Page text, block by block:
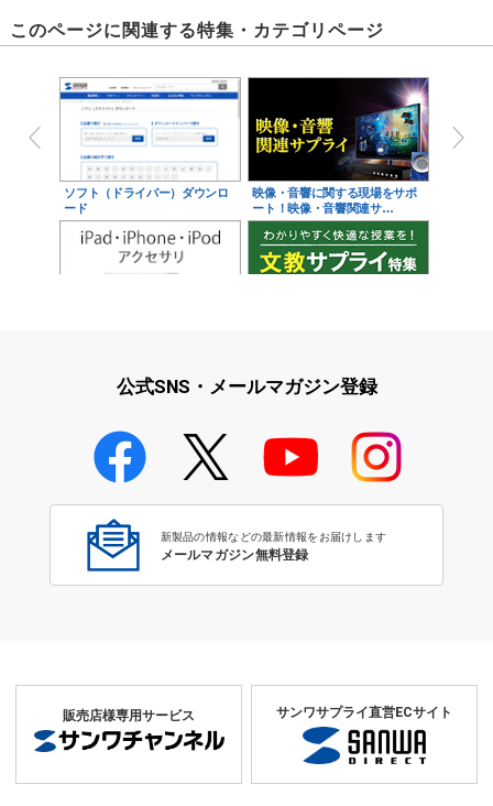
このページに関連する特集・カテゴリページ
ソフト（ドライバー）ダウンロ
ード
映像・音響に関する現場をサポ
ート！映像・音響関連サ…
学校教育のICT環境整備特集
公式SNS・メールマガジン登録
新製品の情報などの最新情報をお届けします
メールマガジン無料登録
販売店様専用サービス サンワサプライ直営ECサイト